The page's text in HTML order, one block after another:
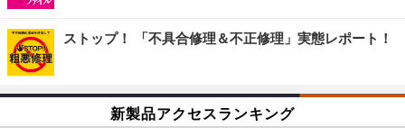
ストップ！ 「不具合修理＆不正修理」実態レポート！
新製品アクセスランキング